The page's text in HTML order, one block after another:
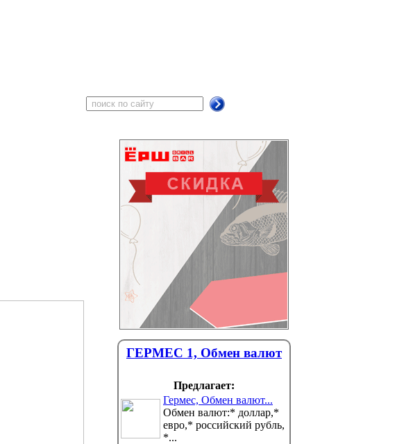
ГЕРМЕС 1, Обмен валют
Предлагает:
Гермес, Обмен валют...
Обмен валют:* доллар,*
евро,* российский рубль,
*...